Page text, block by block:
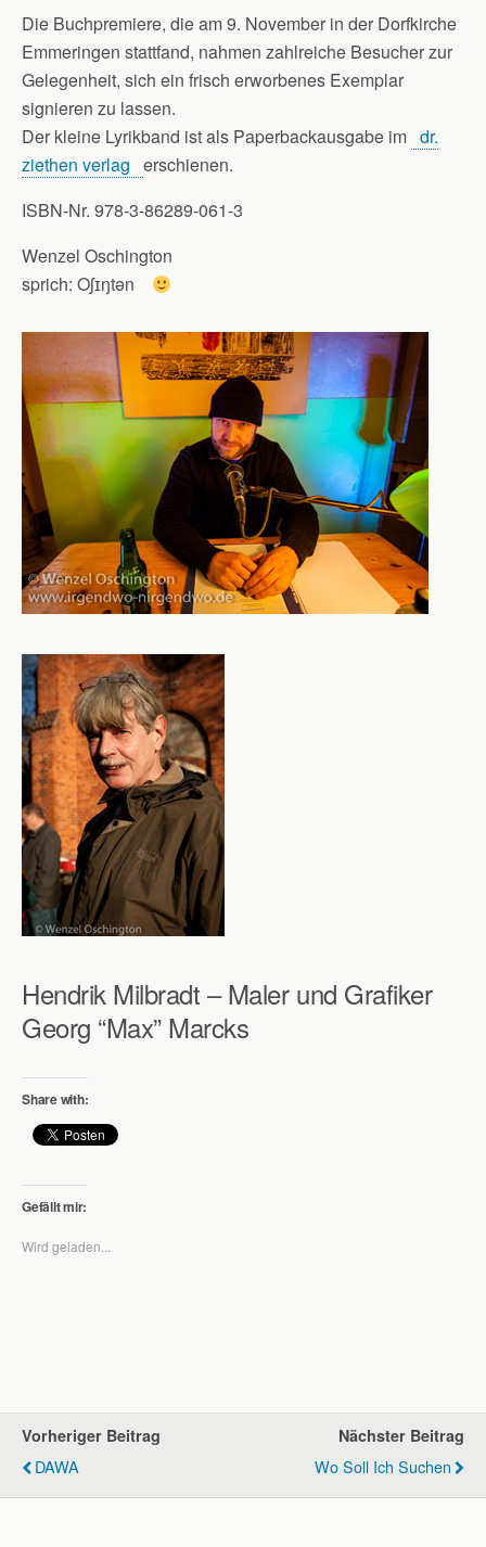
Die Buchpremiere, die am 9. November in der Dorfkirche
Emmeringen stattfand, nahmen zahlreiche Besucher zur
Gelegenheit, sich ein frisch erworbenes Exemplar
signieren zu lassen.
Der kleine Lyrikband ist als Paperbackausgabe im dr.
ziethen verlag erschienen.
ISBN-Nr. 978-3-86289-061-3
Wenzel Oschington
sprich: Oʃɪŋtən
Hendrik Milbradt – Maler und Grafiker
Georg “Max” Marcks
Share with:
Gefällt mir:
Wird geladen...
Vorheriger Beitrag
DAWA
Nächster Beitrag
Wo Soll Ich Suchen